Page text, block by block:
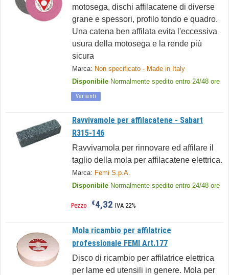
motosega, dischi affilacatene di diverse
grane e spessori, profilo tondo e quadro.
Una catena ben affilata evita l'eccessiva
usura della motosega e la rende più
sicura
Marca: Non specificato - Made in Italy
Disponibile Normalmente spedito entro 24/48 ore
Varianti
Ravvivamole per affilacatene - Sabart
R315-146
Ravvivamola per rinnovare ed affilare il
taglio della mola per affilacatene elettrica.
Marca: Femi S.p.A.
Disponibile Normalmente spedito entro 24/48 ore
Pezzo €4,32 IVA 22%
Mola ricambio per affilatrice
professionale FEMI Art.177
Disco di ricambio per affilatrice elettrica
per lame ed utensili in genere. Mola per